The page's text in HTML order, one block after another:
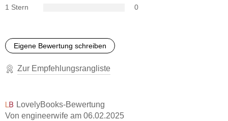
1 Stern
0
Eigene Bewertung schreiben
Zur Empfehlungsrangliste
LovelyBooks-Bewertung
Von engineerwife am 06.02.2025